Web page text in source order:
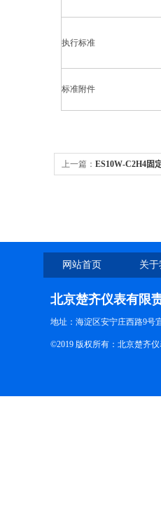
执行标准
标准附件
上一篇： ES10W-C2H4固
网站首页 关
北京楚齐仪表有限
地址：海淀区安宁庄西路9号
©2019 版权所有：北京楚齐